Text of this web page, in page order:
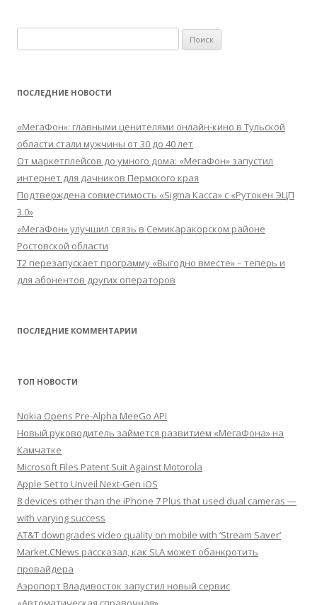
ПОСЛЕДНИЕ НОВОСТИ
«МегаФон»: главными ценителями онлайн-кино в Тульской
области стали мужчины от 30 до 40 лет
От маркетплейсов до умного дома: «МегаФон» запустил
интернет для дачников Пермского края
Подтверждена совместимость «Sigma Касса» с «Рутокен ЭЦП
3.0»
«МегаФон» улучшил связь в Семикаракорском районе
Ростовской области
Т2 перезапускает программу «Выгодно вместе» – теперь и
для абонентов других операторов
ПОСЛЕДНИЕ КОММЕНТАРИИ
ТОП НОВОСТИ
Nokia Opens Pre-Alpha MeeGo API
Новый руководитель займется развитием «МегаФона» на
Камчатке
Microsoft Files Patent Suit Against Motorola
Apple Set to Unveil Next-Gen iOS
8 devices other than the iPhone 7 Plus that used dual cameras —
with varying success
AT&T downgrades video quality on mobile with ‘Stream Saver’
Market.CNews рассказал, как SLA может обанкротить
провайдера
Аэропорт Владивосток запустил новый сервис